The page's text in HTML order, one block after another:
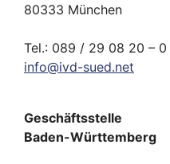
80333 München
Tel.: 089 / 29 08 20 – 0
info@ivd-sued.net
Geschäftsstelle
Baden-Württemberg